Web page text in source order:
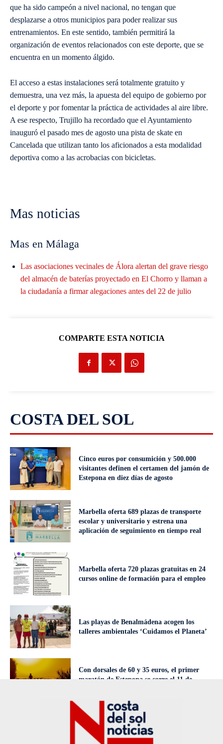
que ha sido campeón a nivel nacional, no tengan que
desplazarse a otros municipios para poder realizar sus
entrenamientos. En este sentido, también permitirá la
organización de eventos relacionados con este deporte, que se
encuentra en un momento álgido.
El acceso a estas instalaciones será totalmente gratuito y
demuestra, una vez más, la apuesta del equipo de gobierno por
el deporte y por fomentar la práctica de actividades al aire libre.
A ese respecto, Trujillo ha recordado que el Ayuntamiento
inauguró el pasado mes de agosto una pista de skate en
Cancelada que utilizan tanto los aficionados a esta modalidad
deportiva como a las acrobacias con bicicletas.
Mas noticias
Mas en Málaga
Las asociaciones vecinales de Álora alertan del grave riesgo
del almacén de baterías proyectado en El Chorro y llaman a
la ciudadanía a firmar alegaciones antes del 22 de julio
COMPARTE ESTA NOTICIA
COSTA DEL SOL
Cinco euros por consumición y 500.000
visitantes definen el certamen del jamón de
Estepona en diez días de agosto
Marbella oferta 689 plazas de transporte
escolar y universitario y estrena una
aplicación de seguimiento en tiempo real
Marbella oferta 720 plazas gratuitas en 24
cursos online de formación para el empleo
Las playas de Benalmádena acogen los
talleres ambientales ‘Cuidamos el Planeta’
Con dorsales de 60 y 35 euros, el primer
maratón de Estepona se corre el 11 de